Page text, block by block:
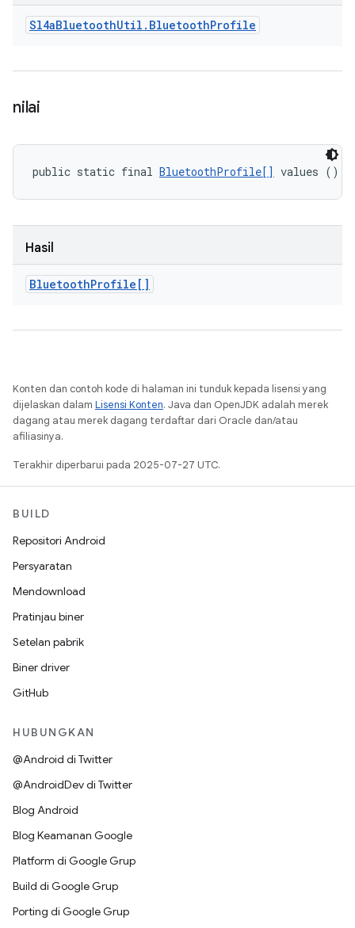
Sl4aBluetoothUtil . BluetoothProfile
nilai
public static final BluetoothProfile[] values ()
Hasil
BluetoothProfile[]
Konten dan contoh kode di halaman ini tunduk kepada lisensi yang
dijelaskan dalam Lisensi Konten. Java dan OpenJDK adalah merek
dagang atau merek dagang terdaftar dari Oracle dan/atau
afiliasinya.
Terakhir diperbarui pada 2025-07-27 UTC.
BUILD
Repositori Android
Persyaratan
Mendownload
Pratinjau biner
Setelan pabrik
Biner driver
GitHub
HUBUNGKAN
@Android di Twitter
@AndroidDev di Twitter
Blog Android
Blog Keamanan Google
Platform di Google Grup
Build di Google Grup
Porting di Google Grup